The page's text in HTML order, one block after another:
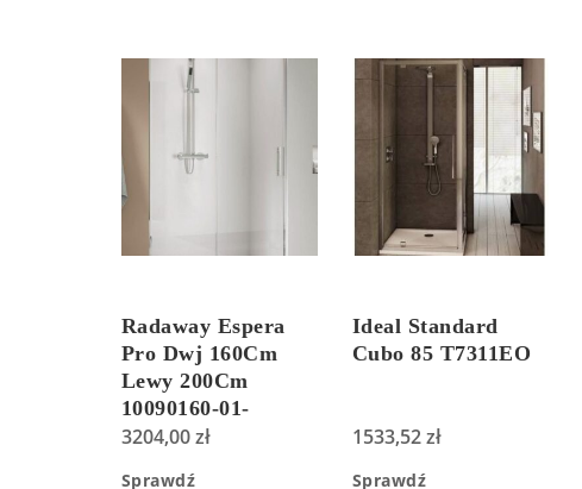
Radaway Espera
Pro Dwj 160Cm
Lewy 200Cm
10090160-01-
01L+10091160-01-
3204,00zł
Sprawdź
Ideal Standard
Cubo 85 T7311EO
1533,52zł
Sprawdź